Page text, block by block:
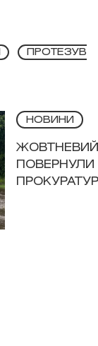
НОВИНИ
ЖОВТНЕВИЙ
ПОВЕРНУЛИ